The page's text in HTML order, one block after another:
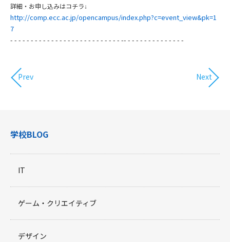
詳細・お申し込みはコチラ↓
http://comp.ecc.ac.jp/opencampus/index.php?c=event_view&pk=1
7​
- - - - - - - - - - - - - - - - - - - - - - - - - - - -- - - - - - - - - - - - - - -
Prev Next
学校BLOG
IT
ゲーム・クリエイティブ
デザイン